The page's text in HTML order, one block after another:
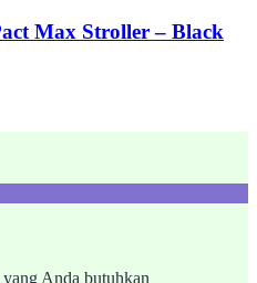
Max Stroller – Black
Anda butuhkan